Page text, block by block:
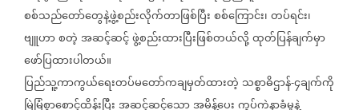
စစ်သည်တော်တွေနဲ့ဖွဲ့စည်းလိုက်တာဖြစ်ပြီးစစ်ကြောင်း၊တပ်ရင်း၊
ဗျူဟာစတဲ့အဆင့်ဆင့်ဖွဲ့စည်းထားပြီးဖြစ်တယ်လို့ထုတ်ပြန်ချက်မှာ
ဖော်ပြထားပါတယ်။
ပြည်သူ့ကာကွယ်ရေးတပ်မတော်ကချမှတ်ထားတဲ့ သစ္စာဓိဌာန်-၄ချက်ကို